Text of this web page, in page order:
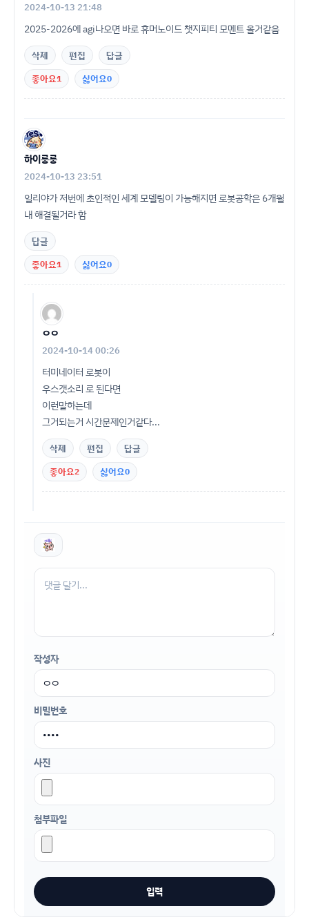
2024-10-13 21:48
2025-2026에 agi나오면 바로 휴머노이드 챗지피티 모멘트 올거같음
삭제 편집
답글
좋아요1 싫어요0
하이룽룽
2024-10-13 23:51
일리야가 저번에 초인적인 세계 모델링이 가능해지면 로봇공학은 6개월
내 해결될거라 함
답글
좋아요1 싫어요0
ㅇㅇ
2024-10-14 00:26
터미네이터 로봇이
우스갯소리 로 된다면
이런말하는데
그거되는거 시간문제인거같다...
삭제 편집
답글
좋아요2 싫어요0
작성자
비밀번호
사진
첨부파일